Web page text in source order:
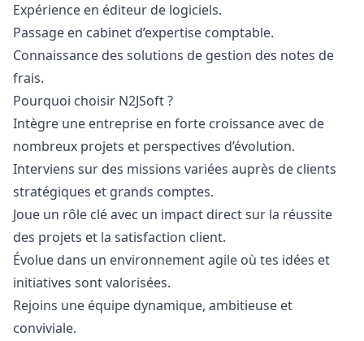
Expérience en éditeur de logiciels.
Passage en cabinet d’expertise comptable.
Connaissance des solutions de gestion des notes de
frais.
Pourquoi choisir N2JSoft ?
Intègre une entreprise en forte croissance avec de
nombreux projets et perspectives d’évolution.
Interviens sur des missions variées auprès de clients
stratégiques et grands comptes.
Joue un rôle clé avec un impact direct sur la réussite
des projets et la satisfaction client.
Évolue dans un environnement agile où tes idées et
initiatives sont valorisées.
Rejoins une équipe dynamique, ambitieuse et
conviviale.